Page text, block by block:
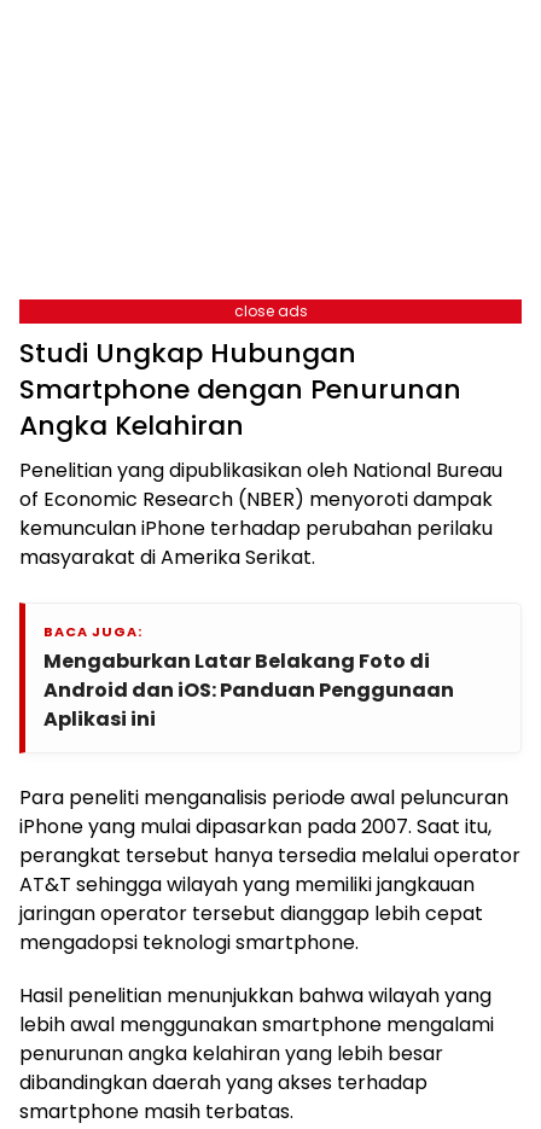
close ads
Studi Ungkap Hubungan
Smartphone dengan Penurunan
Angka Kelahiran
Penelitian yang dipublikasikan oleh National Bureau
of Economic Research (NBER) menyoroti dampak
kemunculan iPhone terhadap perubahan perilaku
masyarakat di Amerika Serikat.
BACA JUGA:
Mengaburkan Latar Belakang Foto di
Android dan iOS: Panduan Penggunaan
Aplikasi ini
Para peneliti menganalisis periode awal peluncuran
iPhone yang mulai dipasarkan pada 2007. Saat itu,
perangkat tersebut hanya tersedia melalui operator
AT&T sehingga wilayah yang memiliki jangkauan
jaringan operator tersebut dianggap lebih cepat
mengadopsi teknologi smartphone.
Hasil penelitian menunjukkan bahwa wilayah yang
lebih awal menggunakan smartphone mengalami
penurunan angka kelahiran yang lebih besar
dibandingkan daerah yang akses terhadap
smartphone masih terbatas.